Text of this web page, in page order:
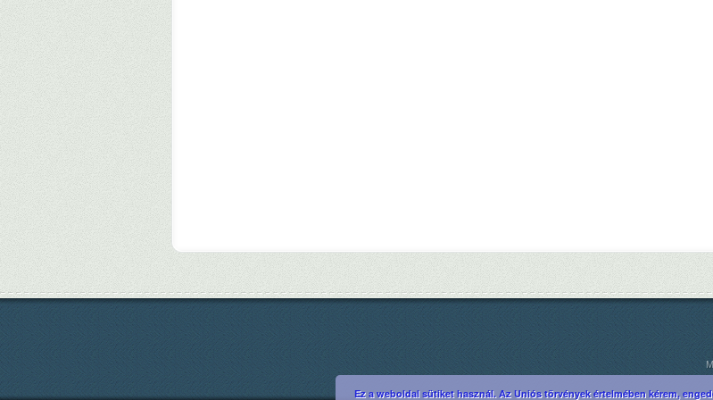
Ez a weboldal sütiket használ. Az Uniós törvények értelmében kérem,